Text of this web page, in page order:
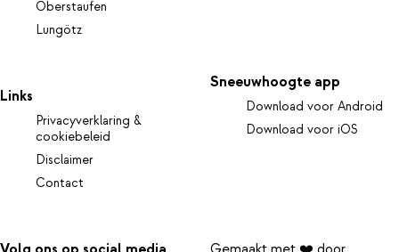
Oberstaufen
Lungötz
Links
Privacyverklaring &
cookiebeleid
Disclaimer
Contact
Sneeuwhoogte app
Download voor Android
Download voor iOS